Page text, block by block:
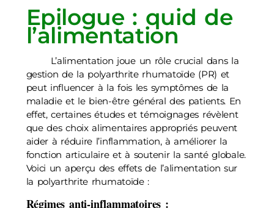
Epilogue : quid de
l’alimentation
L’alimentation joue un rôle crucial dans la
gestion de la polyarthrite rhumatoïde (PR) et
peut influencer à la fois les symptômes de la
maladie et le bien-être général des patients. En
effet, certaines études et témoignages révèlent
que des choix alimentaires appropriés peuvent
aider à réduire l’inflammation, à améliorer la
fonction articulaire et à soutenir la santé globale.
Voici un aperçu des effets de l’alimentation sur
la polyarthrite rhumatoïde :
Régimes anti-inflammatoires :